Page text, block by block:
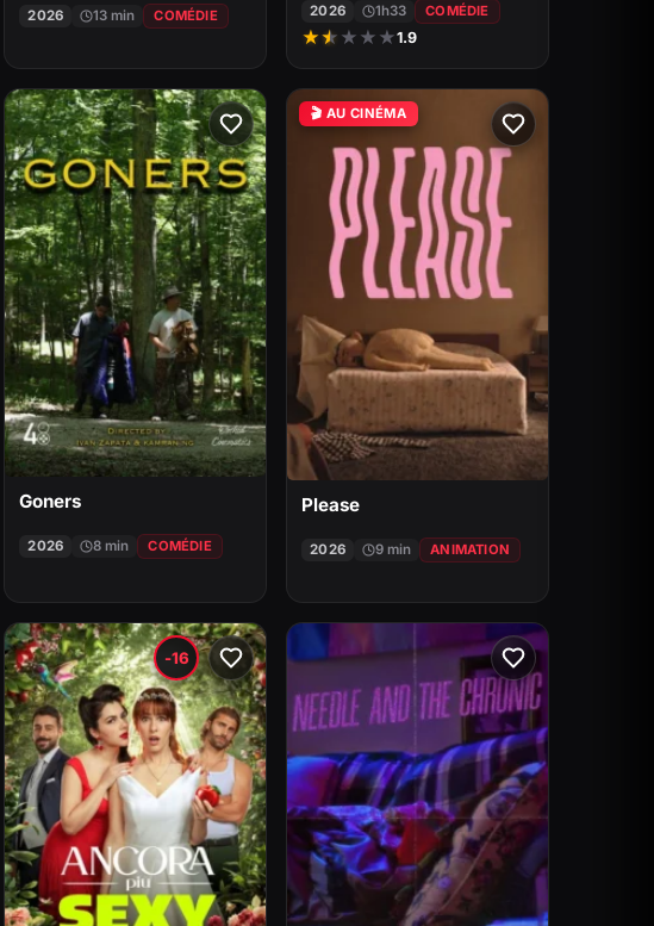
2026 13 min COMÉDIE 2026 1h33 COMÉDIE
★★ ★ ★ ★1.9
Goners
2026 8 min COMÉDIE
🎬 AU CINÉMA
Please
2026 9 min ANIMATION
-16